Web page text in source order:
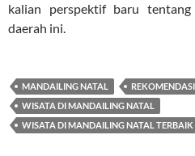
kalian perspektif baru
daerah ini.
MANDAILING NATAL
WISATA DI MANDAILING NATAL
WISATA DI MANDAILING NATAL TERBAIK